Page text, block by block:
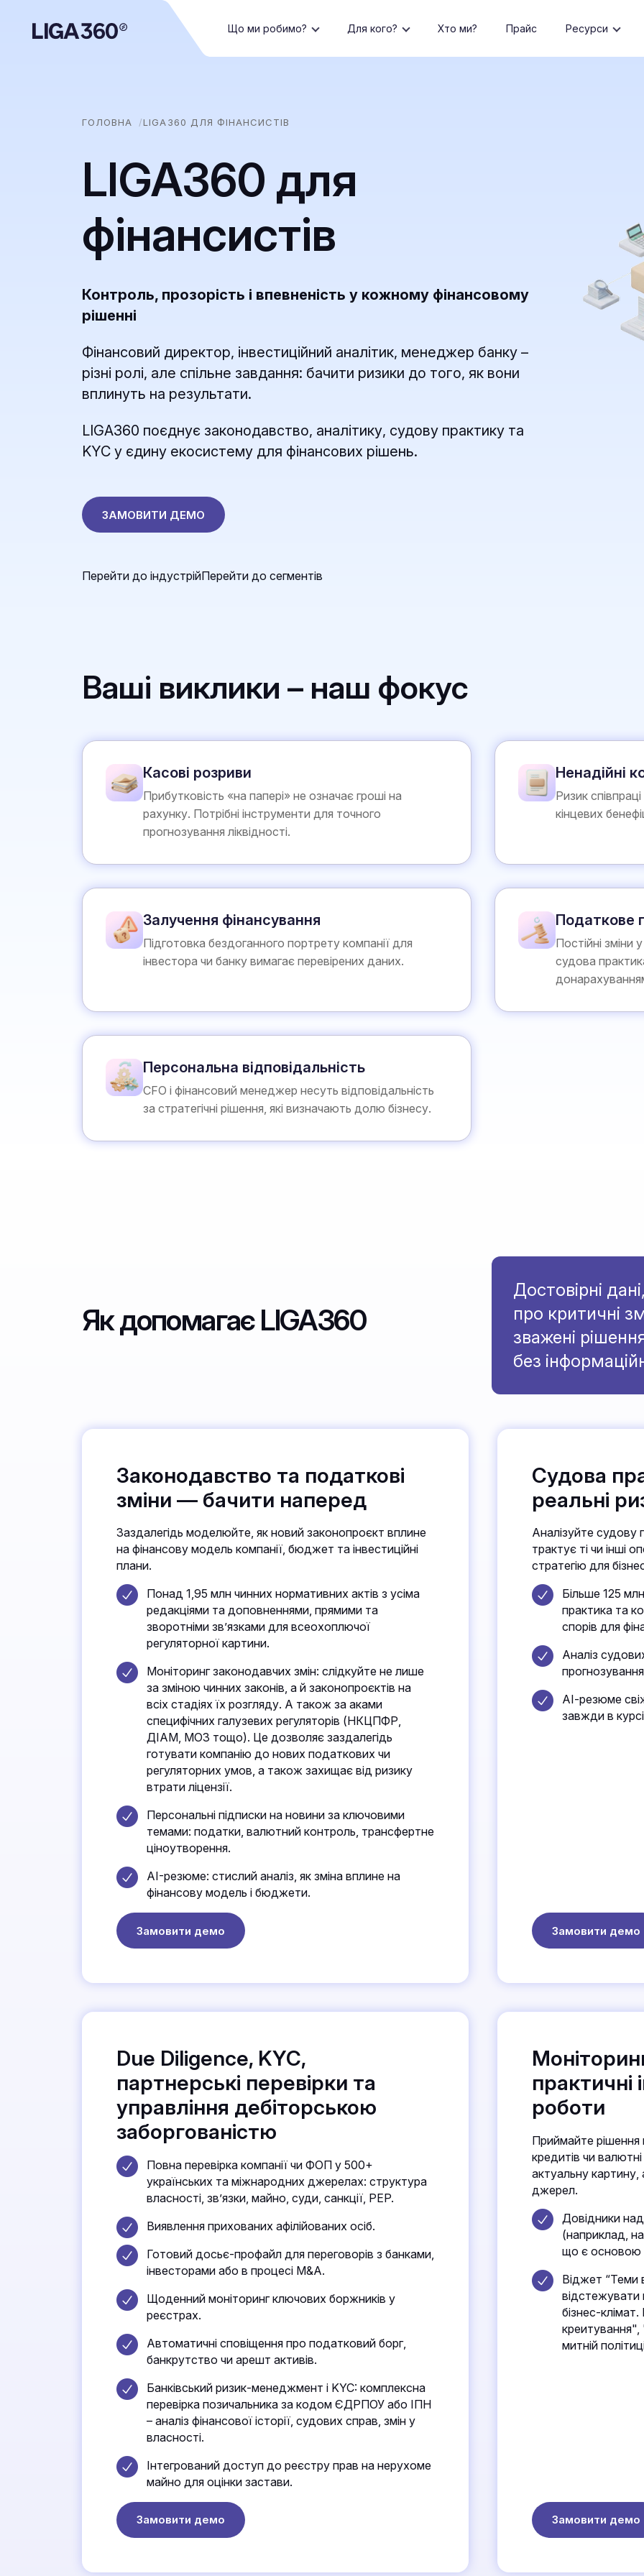
Що ми робимо? Для кого? Хто ми? Прайс Ресурси
ГОЛОВНА LIGA360 ДЛЯ ФІНАНСИСТІВ
LIGA360 для
фінансистів
Контроль, прозорість і впевненість у кожному фінансовому
рішенні
Фінансовий директор, інвестиційний аналітик, менеджер банку –
різні ролі, але спільне завдання: бачити ризики до того, як вони
вплинуть на результати.
LIGA360 поєднує законодавство, аналітику, судову практику та
KYC у єдину екосистему для фінансових рішень.
ЗАМОВИТИ ДЕМО
Перейти до індустрійПерейти до сегментів
Ваші виклики – наш фокус
Касові розриви
Прибутковість «на папері» не означає гроші на
рахунку. Потрібні інструменти для точного
прогнозування ліквідності.
Ненадійні
Ризик
кінцевих
Залучення фінансування
Підготовка бездоганного портрету компанії для
інвестора чи банку вимагає перевірених даних.
Податкове
Постійні зміни
судова
Персональна відповідальність
CFO і фінансовий менеджер несуть відповідальність
за стратегічні рішення, які визначають долю бізнесу.
Як допомагає LIGA360
Достовірні
про критичні
зважені
без
Законодавство та податкові
зміни — бачити наперед
Заздалегідь моделюйте, як новий законопроєкт вплине
на фінансову модель компанії, бюджет та інвестиційні
плани.
Понад 1,95 млн чинних нормативних актів з усіма
редакціями та доповненнями, прямими та
зворотніми звʼязками для всеохоплючої
регуляторної картини.
Моніторинг законодавчих змін: слідкуйте не лише
за зміною чинних законів, а й законопроєктів на
всіх стадіях їх розгляду. А також за аками
специфічних галузевих регуляторів (НКЦПФР,
ДІАМ, МОЗ тощо). Це дозволяє заздалегідь
готувати компанію до нових податкових чи
регуляторних умов, а також захищає від ризику
втрати ліцензії.
Персональні підписки на новини за ключовими
темами: податки, валютний контроль, трансфертне
ціноутворення.
AI-резюме: стислий аналіз, як зміна вплине на
фінансову модель і бюджети.
Замовити демо
Судова
реальні
Аналізуйте судову
трактує ті чи інші
стратегію для
Більше 125
практика та
спорів для
Аналіз
АІ-резюме
завжди в
Замовити демо
Due Diligence, KYC,
партнерські перевірки та
управління дебіторською
заборгованістю
Повна перевірка компанії чи ФОП у 500+
українських та міжнародних джерелах: структура
власності, зв’язки, майно, суди, санкції, PEP.
Виявлення прихованих афілійованих осіб.
Готовий досьє-профайл для переговорів з банками,
інвесторами або в процесі M&A.
Щоденний моніторинг ключових боржників у
реєстрах.
Автоматичні сповіщення про податковий борг,
банкрутство чи арешт активів.
Банківський ризик-менеджмент і KYC: комплексна
перевірка позичальника за кодом ЄДРПОУ або ІПН
– аналіз фінансової історії, судових справ, змін у
власності.
Інтегрований доступ до реєстру прав на нерухоме
майно для оцінки застави.
Замовити демо
практичні
роботи
Приймайте рішення
кредитів чи
актуальну картину,
джерел.
Довідники
(наприклад,
що є основою
Віджет “Теми
відстежувати
бізнес-
креитування",
митній
Замовити демо